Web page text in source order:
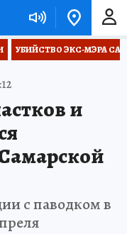
УБИЙСТВО ЭКС-МЭРА
и
с паводком в